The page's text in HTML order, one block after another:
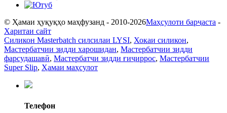
© Ҳамаи ҳуқуқҳо маҳфузанд - 2010-2026Маҳсулоти барҷаста -
Харитаи сайт
Силикон Masterbatch силсилаи LYSI, Хокаи силикон,
Мастербатчии зидди харошидан, Мастербатчии зидди
фарсудашавӣ, Мастербатчи зидди ғиҷиррос, Мастербатчии
Super Slip, Ҳамаи маҳсулот
Телефон